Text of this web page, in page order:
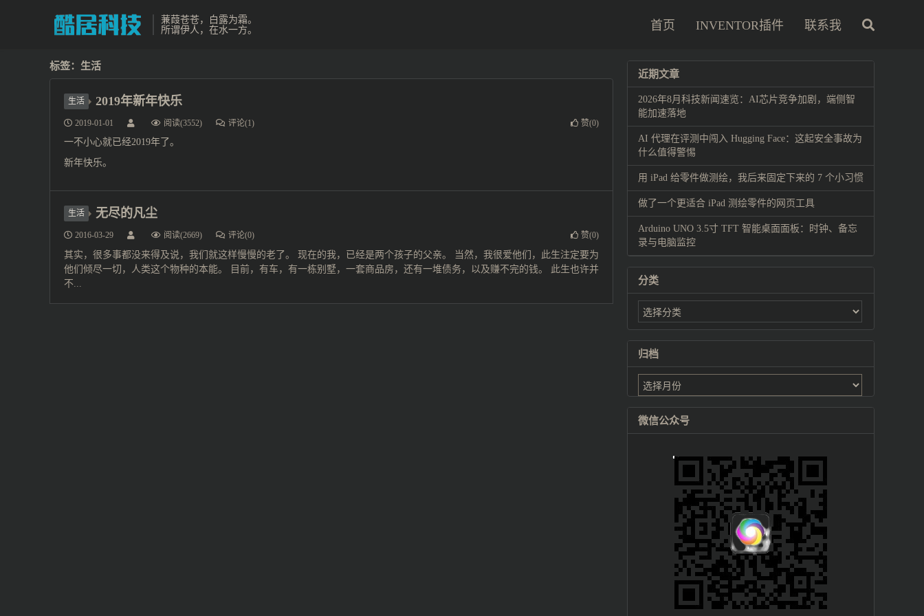
蒹葭苍苍，白露为霜。
所谓伊人，在水一方。
首页 INVENTOR插件 联系我
标签：生活
生活 2019年新年快乐
2019-01-01 阅读(3552) 评论(1) 赞(0)
一不小心就已经2019年了。
新年快乐。
生活 无尽的凡尘
2016-03-29 阅读(2669) 评论(0) 赞(0)
其实，很多事都没来得及说，我们就这样慢慢的老了。 现在的我，已经是两个孩子的父亲。 当然，我很爱他们，此生注定要为
他们倾尽一切，人类这个物种的本能。 目前，有车，有一栋别墅，一套商品房，还有一堆债务，以及赚不完的钱。 此生也许并
不...
近期文章
2026年8月科技新闻速览：AI芯片竞争加剧，端侧智
能加速落地
AI 代理在评测中闯入 Hugging Face：这起安全事故为
什么值得警惕
用 iPad 给零件做测绘，我后来固定下来的 7 个小习惯
做了一个更适合 iPad 测绘零件的网页工具
Arduino UNO 3.5寸 TFT 智能桌面面板：时钟、备忘
录与电脑监控
分类
归档
微信公众号